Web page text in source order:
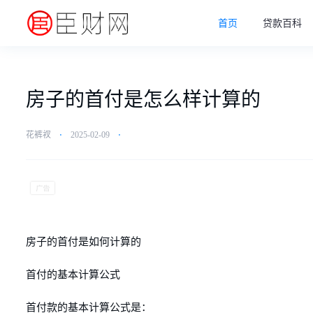
首页 贷款百科
房子的首付是怎么样计算的
花裤衩 ⋅ 2025-02-09 ⋅
房子的首付是如何计算的
首付的基本计算公式
首付款的基本计算公式是：